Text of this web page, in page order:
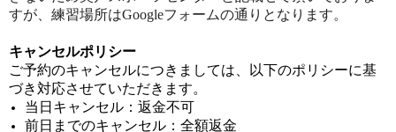
すが、練習場所はGoogleフォームの通りとなります。
キャンセルポリシー
ご予約のキャンセルにつきましては、以下のポリシーに基
づき対応させていただきます。
当日キャンセル：返金不可
前日までのキャンセル：全額返金